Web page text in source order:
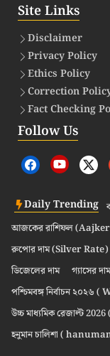
Site Links
Disclaimer
Privacy Policy
Ethics Policy
Correction
Fact Checking
Follow Us
Daily Trending
আজকের রাশিফল
রুপোর দাম (Silver Rate)
ডিজেলের দাম
গ্যাসের দাম
পশ্চিমবঙ্গ নির্বাচন
উচ্চ মাধ্যমিক রেজাল্ট
হনুমান চালিশা (